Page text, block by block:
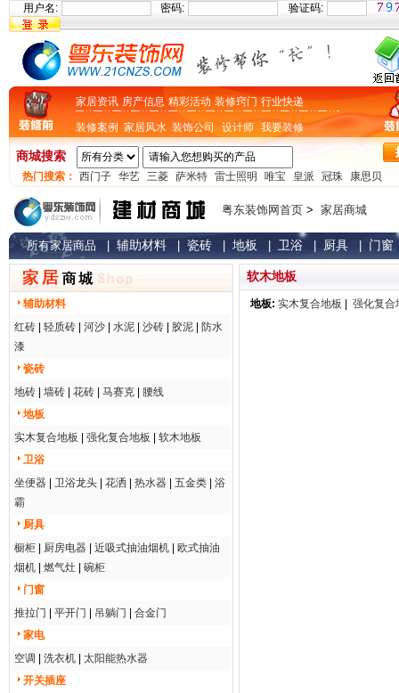
用户名: 密码: 验证码:
家居资讯 房产信息 精彩活动 装修窍门 行业快递
装修案例 家居风水 装饰公司 设计师 我要装修
商城搜索
热门搜索： 西门子 华艺 三菱 萨米特 雷士照明 唯宝 皇派 冠珠 康思贝
粤东装饰网首页 > 家居商城
所有家居商品 辅助材料 瓷砖 地板 卫浴 厨具 门窗
辅助材料
红砖
轻质砖 河沙 水泥 沙砖 胶泥
防水
漆
瓷砖
地砖
墙砖 花砖 马赛克
腰线
地板
实木复合地板
强化复合地板
软木地板
卫浴
坐便器
卫浴龙头 花洒 热水器 五金类
浴
霸
厨具
橱柜
厨房电器 近吸式抽油烟机
欧式抽油
烟机
燃气灶
碗柜
门窗
推拉门
平开门 吊躺门
合金门
家电
空调
洗衣机
太阳能热水器
开关插座
软木地板
地板: 实木复合地板 强化复合